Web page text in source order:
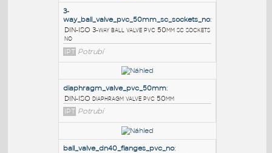
PODOBNÉ BLOKY
3-
way_ball_valve_pvc_50mm_sc_sockets_no
DIN-ISO 3-way ball valve pvc 50mm sc sockets
no